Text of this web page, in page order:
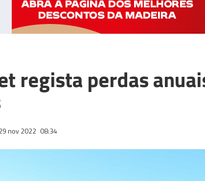
regista perdas
nov 2022 08:34